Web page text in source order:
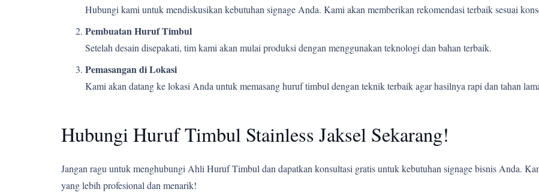
Hubungi kami untuk mendiskusikan kebutuhan signage Anda. Kami akan memberikan rekomendasi terbaik sesuai
Pembuatan Huruf Timbul
Setelah desain disepakati, tim kami akan mulai produksi dengan menggunakan teknologi dan bahan terbaik.
Pemasangan di Lokasi
Kami akan datang ke lokasi Anda untuk memasang huruf timbul dengan teknik terbaik agar hasilnya rapi dan tahan
Hubungi Huruf Timbul Stainless Jaksel Sekarang!
Jangan ragu untuk menghubungi Ahli Huruf Timbul dan dapatkan konsultasi gratis untuk kebutuhan signage bisnis Anda.
yang lebih profesional dan menarik!